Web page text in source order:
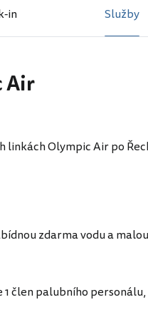
in Služby
Air
linkách Olympic Air po
zdarma vodu a
člen palubního